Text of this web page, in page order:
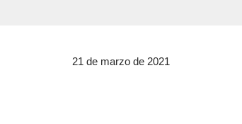
21 de marzo de 2021